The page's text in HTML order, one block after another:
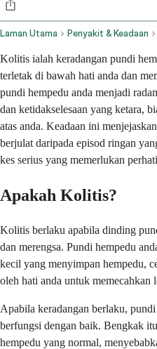
Laman Utama Penyakit & Keadaan
Kolitis ialah keradangan pundi
terletak di bawah hati anda dan
pundi hempedu anda menjadi
dan ketidakselesaan yang ketara,
atas anda. Keadaan ini
berjulat daripada episod ringan
kes serius yang memerlukan
Apakah Kolitis?
Kolitis berlaku apabila dinding
dan merengsa. Pundi hempedu
kecil yang menyimpan hempedu,
oleh hati anda untuk memecahkan
Apabila keradangan berlaku,
berfungsi dengan baik. Bengkak
hempedu yang normal,